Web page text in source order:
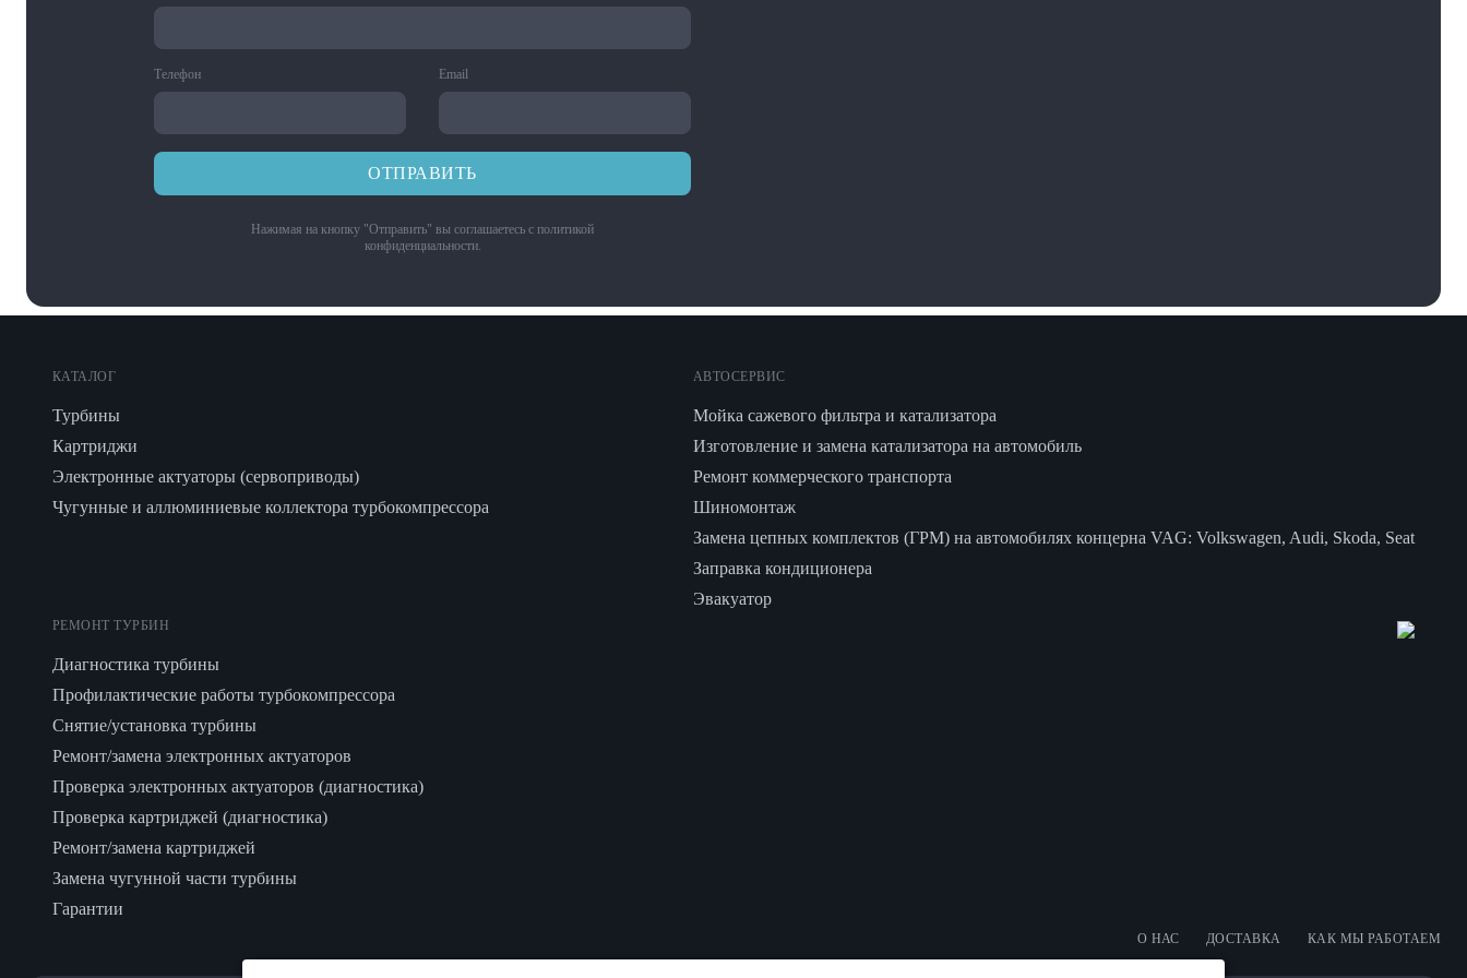
Телефон Email
ОТПРАВИТЬ
Нажимая на кнопку "Отправить" вы соглашаетесь с политикой
конфиденциальности.
КАТАЛОГ
Турбины
Картриджи
Электронные актуаторы (сервоприводы)
Чугунные и аллюминиевые коллектора турбокомпрессора
АВТОСЕРВИС
Мойка сажевого фильтра и катализатора
Изготовление и замена катализатора на автомобиль
Ремонт коммерческого транспорта
Шиномонтаж
Замена цепных комплектов (ГРМ) на автомобилях концерна VAG: Volkswagen, Audi, Skoda, Seat
Заправка кондиционера
Эвакуатор
РЕМОНТ ТУРБИН
Диагностика турбины
Профилактические работы турбокомпрессора
Снятие/установка турбины
Ремонт/замена электронных актуаторов
Проверка электронных актуаторов (диагностика)
Проверка картриджей (диагностика)
Ремонт/замена картриджей
Замена чугунной части турбины
Гарантии
О НАС ДОСТАВКА КАК МЫ РАБОТАЕМ